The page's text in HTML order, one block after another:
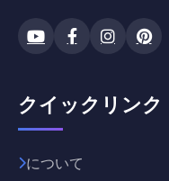
クイックリンク
について